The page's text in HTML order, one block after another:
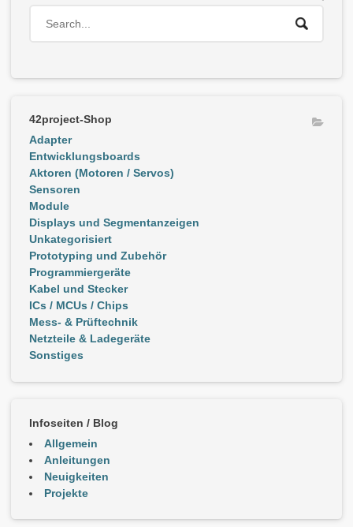
42project-Shop
Adapter
Entwicklungsboards
Aktoren (Motoren / Servos)
Sensoren
Module
Displays und Segmentanzeigen
Unkategorisiert
Prototyping und Zubehör
Programmiergeräte
Kabel und Stecker
ICs / MCUs / Chips
Mess- & Prüftechnik
Netzteile & Ladegeräte
Sonstiges
Infoseiten / Blog
Allgemein
Anleitungen
Neuigkeiten
Projekte